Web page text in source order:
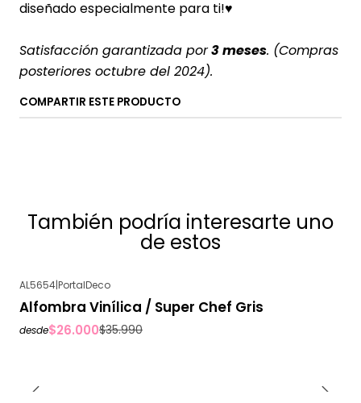
diseñado especialmente para ti!♥
Satisfacción garantizada por3 meses. (Compras
posteriores octubre del 2024).
COMPARTIR ESTE PRODUCTO
También podría interesarte uno
de estos
AL5654|PortalDeco
Alfombra Vinílica / Super Chef Gris
desde$26.000$35.990